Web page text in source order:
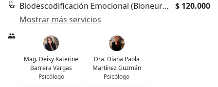
Biodescodificación Emocional (Bioneuroemoción)
$ 120.000
Mostrar más servicios
Mag. Deisy Katerine
Barrera Vargas
Psicólogo
Dra. Diana Paola
Martínez Guzmán
Psicólogo